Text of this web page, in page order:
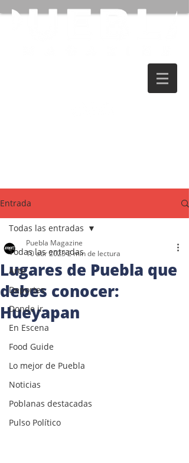
Entrada
Todas las entradas
Arte
Deportes
Donde ir
En Escena
Food Guide
Lo mejor de Puebla
Noticias
Poblanas destacadas
Pulso Político
Todas las entradas
Lugares de Puebla que
debes conocer:
Hueyapan
Puebla Magazine
10 abr 20232 min de lectura